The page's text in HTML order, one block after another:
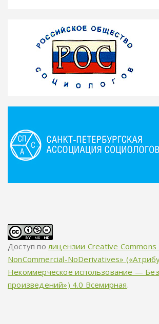
Доступ полицензии Creative
NonCommercial-NoDerivatives»
Некоммерческое использование —
произведений») 4.0 Всемирная.